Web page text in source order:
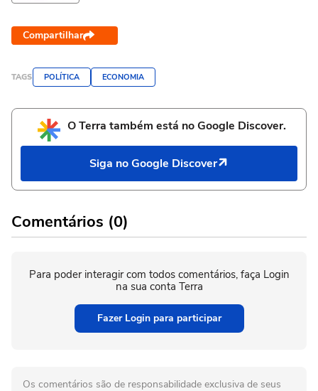
Compartilhar
TAGS POLÍTICA ECONOMIA
O Terra também está no Google Discover.
Siga no Google Discover
Comentários (0)
Para poder interagir com todos comentários, faça Login
na sua conta Terra
Fazer Login para participar
Os comentários são de responsabilidade exclusiva de seus